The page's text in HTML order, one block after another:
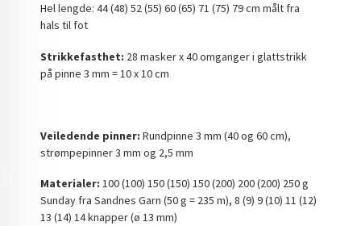
Hel lengde: 44 (48) 52 (55) 60 (65) 71 (75) 79 cm målt fra
hals til fot
Strikkefasthet: 28 masker x 40 omganger i glattstrikk
på pinne 3 mm = 10 x 10 cm
Veiledende pinner:Rundpinne 3 mm (40 og 60 cm),
strømpepinner 3 mm og 2,5 mm
Materialer: 100 (100) 150 (150) 150 (200) 200 (200) 250 g
Sunday fra Sandnes Garn (50 g = 235 m), 8 (9) 9 (10) 11 (12)
13 (14) 14 knapper (ø 13 mm)